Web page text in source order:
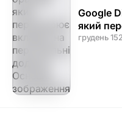
Google
який
грудень 15